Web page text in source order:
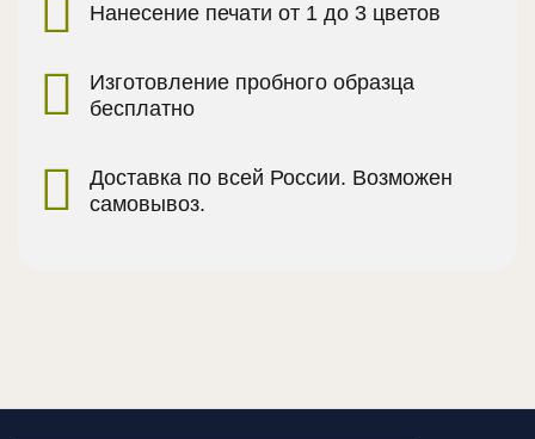
Нанесение печати от 1 до 3 цветов
Изготовление пробного образца
бесплатно
Доставка по всей России. Возможен
самовывоз.